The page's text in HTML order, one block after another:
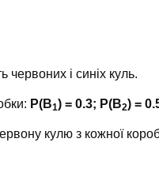
червоних і синіх куль.
P(B1) = 0.3; P(B2) =
кулю з кожної